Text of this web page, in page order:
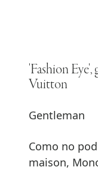
'Fashion Eye',
Vuitton
Gentleman
Como no
maison,